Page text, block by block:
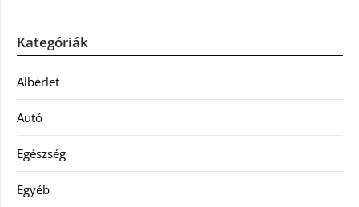
Kategóriák
Albérlet
Autó
Egészség
Egyéb